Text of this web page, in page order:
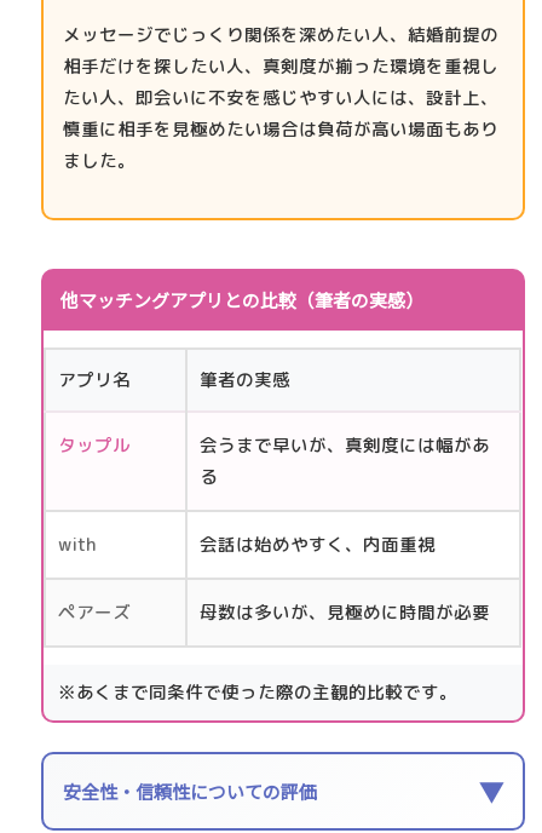
メッセージでじっくり関係を深めたい人、結婚前提の
相手だけを探したい人、真剣度が揃った環境を重視し
たい人、即会いに不安を感じやすい人には、設計上、
慎重に相手を見極めたい場合は負荷が高い場面もあり
ました。
他マッチングアプリとの比較（筆者の実感）
アプリ名 筆者の実感
タップル
会うまで早いが、真剣度には幅があ
る
with 会話は始めやすく、内面重視
ペアーズ 母数は多いが、見極めに時間が必要
※あくまで同条件で使った際の主観的比較です。
安全性・信頼性についての評価 ▼